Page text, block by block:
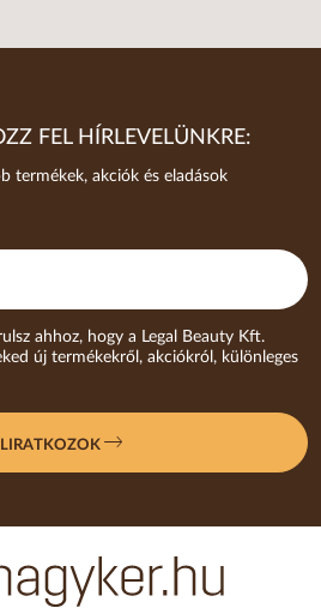
FEL HÍRLEVELÜNKRE:
termékek, akciók és eladások
ahhoz, hogy a Legal Beauty Kft.
új termékekről, akciókról, különleges